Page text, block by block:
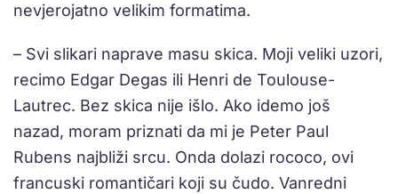
nevjerojatno velikim formatima.
– Svi slikari naprave masu skica. Moji veliki uzori,
recimo Edgar Degas ili Henri de Toulouse-
Lautrec. Bez skica nije išlo. Ako idemo još
nazad, moram priznati da mi je Peter Paul
Rubens najbliži srcu. Onda dolazi rococo, ovi
francuski romantičari koji su čudo. Vanredni